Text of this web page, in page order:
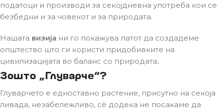
податоци и производи за секојдневна употреба кои се
безбедни и за човекот и за природата.
Нашата визија ни го покажува патот да создадеме
општество што ги користи придобивките на
цивилизацијата во баланс со природата.
Зошто „Глуварче“?
Глуварчето е едноставно растение, присутно на секоја
ливада, незабележливо, сè додека не посакаме да